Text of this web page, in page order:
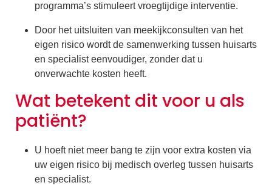
programma’s stimuleert vroegtijdige interventie.
Door het uitsluiten van meekijkconsulten van het
eigen risico wordt de samenwerking tussen huisarts
en specialist eenvoudiger, zonder dat u
onverwachte kosten heeft.
Wat betekent dit voor u als
patiënt?
U hoeft niet meer bang te zijn voor extra kosten via
uw eigen risico bij medisch overleg tussen huisarts
en specialist.